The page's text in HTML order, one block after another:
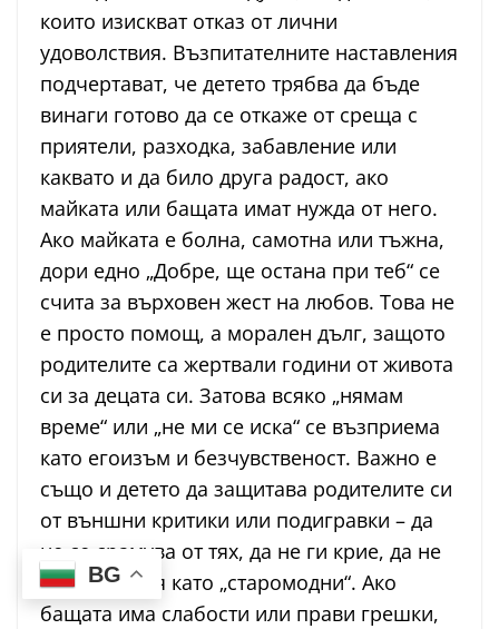
които изискват отказ от лични
удоволствия. Възпитателните наставления
подчертават, че детето трябва да бъде
винаги готово да се откаже от среща с
приятели, разходка, забавление или
каквато и да било друга радост, ако
майката или бащата имат нужда от него.
Ако майката е болна, самотна или тъжна,
дори едно „Добре, ще остана при теб“ се
счита за върховен жест на любов. Това не
е просто помощ, а морален дълг, защото
родителите са жертвали години от живота
си за децата си. Затова всяко „нямам
време“ или „не ми се иска“ се възприема
като егоизъм и безчувственост. Важно е
също и детето да защитава родителите си
от външни критики или подигравки – да
не се срамува от тях, да не ги крие, да не
ги представя като „старомодни“. Ако
бащата има слабости или прави грешки,
BG